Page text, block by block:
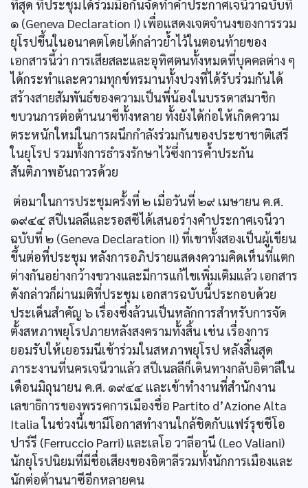
ที่สุด ที่ประชุมได้ร่วมมือกันจัดทำคำประกาศเจนีวาฉบับที่
๑ (Geneva Declaration I) เพื่อแสดงเจตจำนงของการรวม
ยุโรปขึ้นในอนาคตโดยได้กล่าวยํ้าไว้ในตอนท้ายของ
เอกสารนี้ว่า การเสียสละและอุทิศตนทั้งหมดที่บุคคลต่าง ๆ
ได้กระทำและความทุกข์ทรมานทั้งปวงที่ได้รับร่วมกันได้
สร้างสายสัมพันธ์ของความเป็นพี่น้องในบรรดาสมาชิก
ขบวนการต่อต้านนาซีทั้งหลาย ทั้งยังได้ก่อให้เกิดความ
ตระหนักใหม่ในการผนึกกำลังร่วมกันของประชาชาติเสรี
ในยุโรป รวมทั้งการธำรงรักษาไว้ซึ่งการคํ้าประกัน
สันติภาพอันถาวรด้วย
ต่อมาในการประชุมครั้งที่ ๒ เมื่อวันที่ ๒๙ เมษายน ค.ศ.
๑๙๔๔ สปีเนลลีและรอสซีได้เสนอร่างคำประกาศเจนีวา
ฉบับที่ ๒ (Geneva Declaration II) ที่เขาทั้งสองเป็นผู้เขียน
ขึ้นต่อที่ประชุม หลังการอภิปรายแสดงความคิดเห็นที่แตก
ต่างกันอย่างกว้างขวางและมีการแก้ไขเพิ่มเติมแล้ว เอกสาร
ดังกล่าวก็ผ่านมติที่ประชุม เอกสารฉบับนี้ประกอบด้วย
ประเด็นสำคัญ ๖ เรื่องซึ่งล้วนเป็นหลักการสำหรับการจัด
ตั้งสหภาพยุโรปภายหลังสงครามทั้งสิ้น เช่น เรื่องการ
ยอมรับให้เยอรมนีเข้าร่วมในสหภาพยุโรป หลังสิ้นสุด
ภาระงานที่นครเจนีวาแล้ว สปีเนลลีก็เดินทางกลับอิตาลีใน
เดือนมิถุนายน ค.ศ. ๑๙๔๔ และเข้าทำงานที่สำนักงาน
เลขาธิการของพรรคการเมืองชื่อ Partito d’Azione Alta
Italia ในช่วงนี้เขามีโอกาสทำงานใกล้ชิดกับแฟร์รุชชีโอ
ปาร์รี (Ferruccio Parri) และเลโอ วาลีอานี (Leo Valiani)
นักยุโรปนิยมที่มีชื่อเสียงของอิตาลีรวมทั้งนักการเมืองและ
นักต่อต้านนาซีอีกหลายคน